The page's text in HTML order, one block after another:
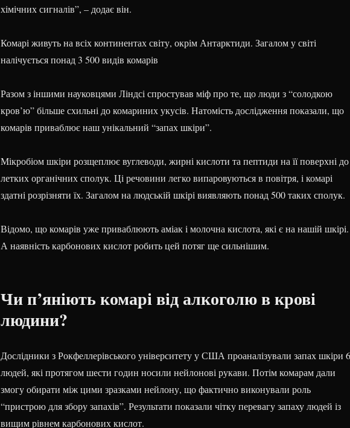
хімічних сигналів”, – додає він.
Комарі живуть на всіх континентах світу, окрім Антарктиди. Загалом у світі
налічується понад 3 500 видів комарів
Разом з іншими науковцями Ліндсі спростував міф про те, що люди з “солодкою
кров’ю” більше схильні до комариних укусів. Натомість дослідження показали, що
комарів приваблює наш унікальний “запах шкіри”.
Мікробіом шкіри розщеплює вуглеводи, жирні кислоти та пептиди на її поверхні до
летких органічних сполук. Ці речовини легко випаровуються в повітря, і комарі
здатні розрізняти їх. Загалом на людській шкірі виявляють понад 500 таких сполук.
Відомо, що комарів уже приваблюють аміак і молочна кислота, які є на нашій шкірі.
А наявність карбонових кислот робить цей потяг ще сильнішим.
Чи п’яніють комарі від алкоголю в крові
людини?
Дослідники з Рокфеллерівського університету у США проаналізували запах шкіри
людей, які протягом шести годин носили нейлонові рукави. Потім комарам дали
змогу обирати між цими зразками нейлону, що фактично виконували роль
“пристрою для збору запахів”. Результати показали чітку перевагу запаху людей із
вищим рівнем карбонових кислот.